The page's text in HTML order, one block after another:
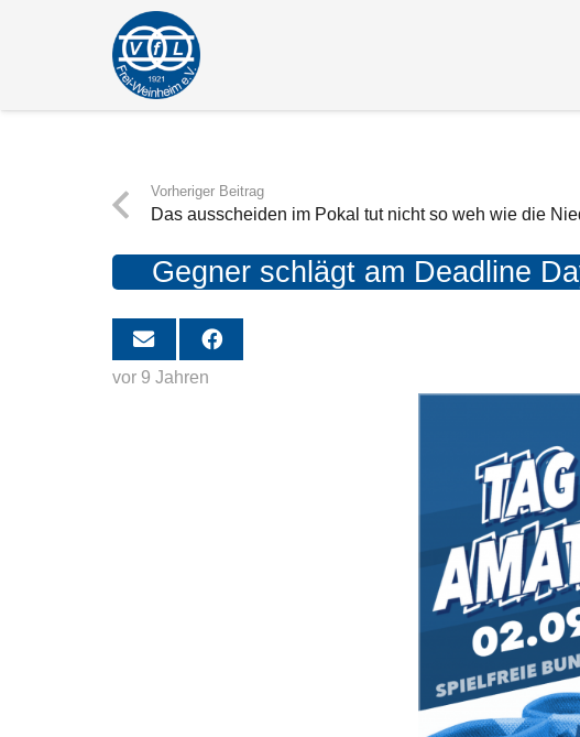
Vorheriger Beitrag
Das ausscheiden im Pokal tut nicht so weh wie die
Gegner schlägt am Deadline
vor 9 Jahren